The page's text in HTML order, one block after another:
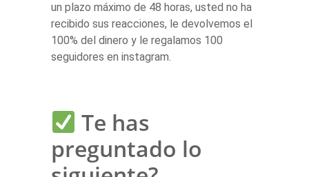
un plazo máximo de 48 horas, usted no ha
recibido sus reacciones, le devolvemos el
100% del dinero y le regalamos 100
seguidores en instagram.
Te has
preguntado lo